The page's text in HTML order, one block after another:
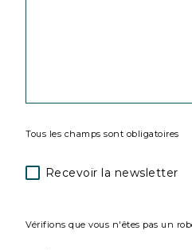
Tous les champs sont obligatoires
Recevoir la newsletter
Vérifions que vous n'êtes pas un